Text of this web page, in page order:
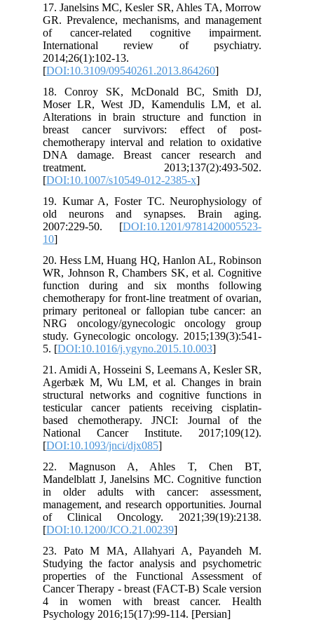
17. Janelsins MC, Kesler SR, Ahles TA, Morrow
GR. Prevalence, mechanisms, and management
of cancer-related cognitive impairment.
International review of psychiatry.
2014;26(1):102-13.
[DOI:10.3109/09540261.2013.864260
18. Conroy SK, McDonald BC, Smith DJ,
Moser LR, West JD, Kamendulis LM, et al.
Alterations in brain structure and function in
breast cancer survivors: effect of post-
chemotherapy interval and relation to oxidative
DNA damage. Breast cancer research and
treatment. 2013;137(2):493-502.
[DOI:10.1007/s10549-012-2385-x
19. Kumar A, Foster TC. Neurophysiology of
old neurons and synapses. Brain aging.
2007:229-50. [DOI:10.1201/9781420005523-
10
20. Hess LM, Huang HQ, Hanlon AL, Robinson
WR, Johnson R, Chambers SK, et al. Cognitive
function during and six months following
chemotherapy for front-line treatment of ovarian,
primary peritoneal or fallopian tube cancer: an
NRG oncology/gynecologic oncology group
study. Gynecologic oncology. 2015;139(3):541-
5. [DOI:10.1016/j.ygyno.2015.10.003
21. Amidi A, Hosseini S, Leemans A, Kesler SR,
Agerbæk M, Wu LM, et al. Changes in brain
structural networks and cognitive functions in
testicular cancer patients receiving cisplatin-
based chemotherapy. JNCI: Journal of the
National Cancer Institute. 2017;109(12).
[DOI:10.1093/jnci/djx085
22. Magnuson A, Ahles T, Chen BT,
Mandelblatt J, Janelsins MC. Cognitive function
in older adults with cancer: assessment,
management, and research opportunities. Journal
of Clinical Oncology. 2021;39(19):2138.
[DOI:10.1200/JCO.21.00239
23. Pato M MA, Allahyari A, Payandeh M.
Studying the factor analysis and psychometric
properties of the Functional Assessment of
Cancer Therapy - breast (FACT-B) Scale version
4 in women with breast cancer. Health
Psychology 2016;15(17):99-114. [Persian]